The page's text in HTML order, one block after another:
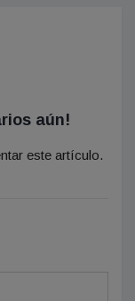
aún!
este artículo.